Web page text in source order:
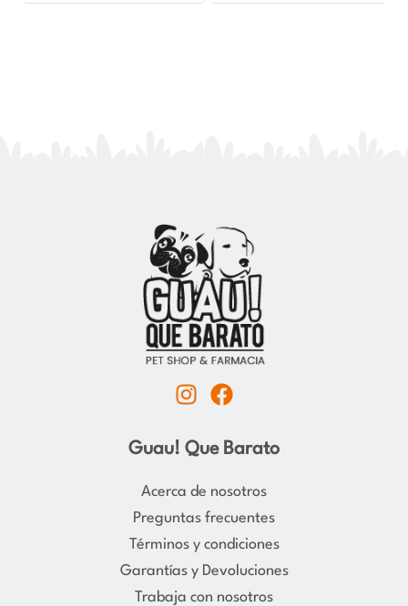
I
s
t
a
r
a
m
F
c
e
b
o
k
Guau! Que Barato
Acerca de nosotros
Preguntas frecuentes
Términos y condiciones
Garantías y Devoluciones
Trabaja con nosotros